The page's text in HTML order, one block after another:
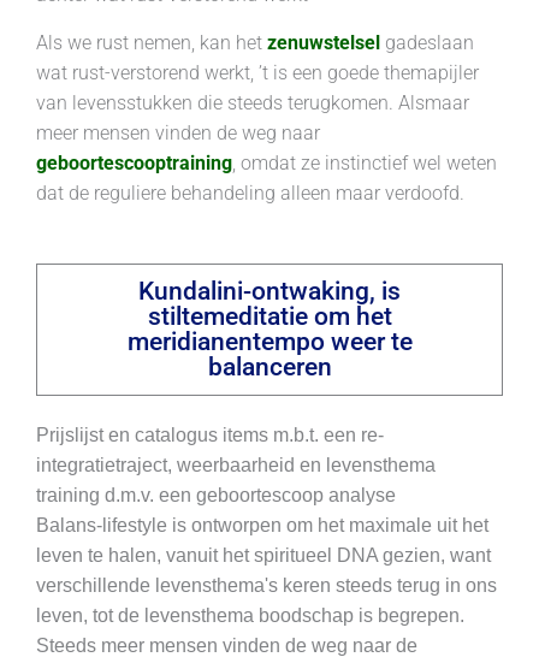
Als we rust nemen, kan het zenuwstelsel gadeslaan
wat rust-verstorend werkt, ’t is een goede themapijler
van levensstukken die steeds terugkomen. Alsmaar
meer mensen vinden de weg naar
geboortescooptraining, omdat ze instinctief wel weten
dat de reguliere behandeling alleen maar verdoofd.
Kundalini-ontwaking, is
stiltemeditatie om het
meridianentempo weer te
balanceren
Prijslijst en catalogus items m.b.t. een re-
integratietraject, weerbaarheid en levensthema
training d.m.v. een geboortescoop analyse
Balans-lifestyle is ontworpen om het maximale uit het
leven te halen, vanuit het spiritueel DNA gezien, want
verschillende levensthema's keren steeds terug in ons
leven, tot de levensthema boodschap is begrepen.
Steeds meer mensen vinden de weg naar de